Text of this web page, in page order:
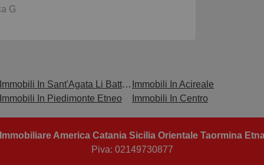
G
Immobili In Sant'Agata Li Battiati Immobili In Acireale
Immobili In Piedimonte Etneo
Immobili In Centro
America Catania Sicilia Orientale Taormina
Piva: 02149730877